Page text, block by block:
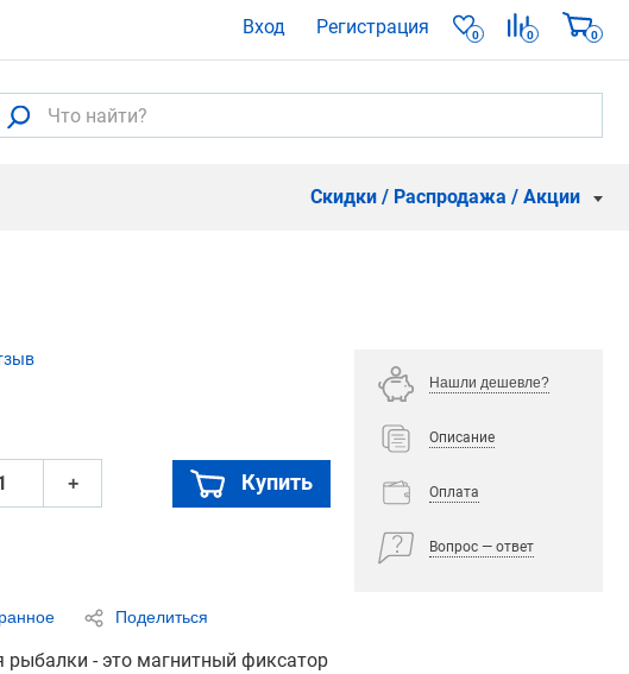
Вход Регистрация 0 0 0
Скидки / Распродажа / Акции
+ Купить
Поделиться
рыбалки - это магнитный фиксатор
Нашли дешевле?
Описание
Оплата
Вопрос — ответ